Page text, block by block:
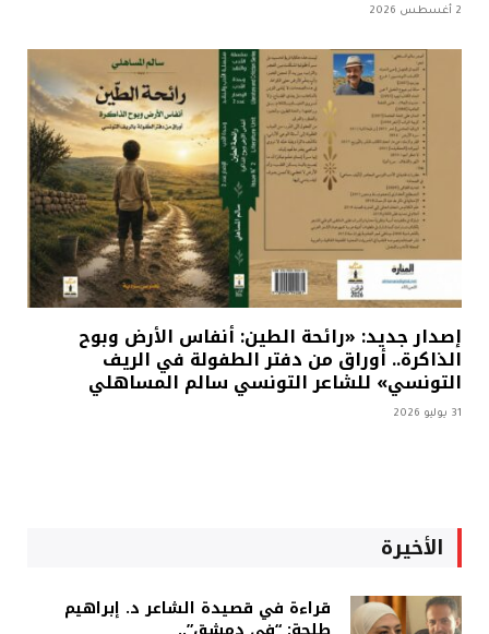
2 أغسطس 2026
إصدار جديد: «رائحة الطين: أنفاس الأرض وبوح
الذاكرة.. أوراق من دفتر الطفولة في الريف
التونسي» للشاعر التونسي سالم المساهلي
31 يوليو 2026
الأخيرة
قراءة في قصيدة الشاعر د. إبراهيم